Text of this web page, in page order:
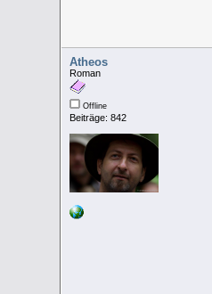
Atheos
Roman
Offline
Beiträge: 842